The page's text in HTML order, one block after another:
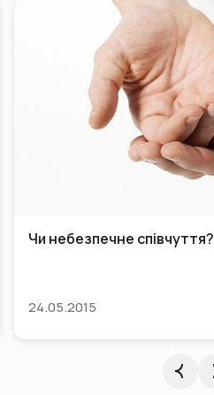
Чи небезпечне співчуття?
24.05.2015